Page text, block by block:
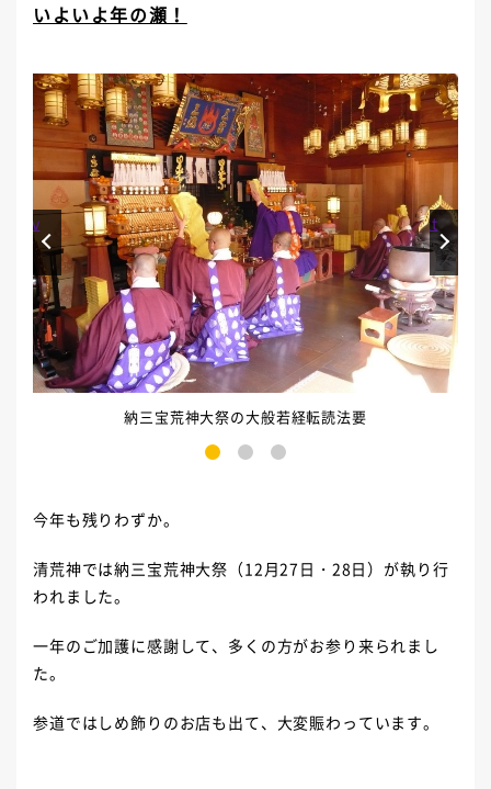
いよいよ年の瀬！
納三宝荒神大祭の大般若経転読法要
3
Prev Next
今年も残りわずか。
清荒神では納三宝荒神大祭（12月27日・28日）が執り行
われました。
一年のご加護に感謝して、多くの方がお参り来られまし
た。
参道ではしめ飾りのお店も出て、大変賑わっています。